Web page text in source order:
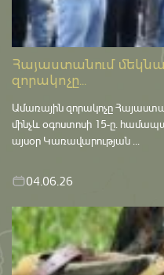
Հայաստանում
զորակոչը...
Ամառային զորակոչը
մինչև օգոստոսի 15-ը․
այսօր Կառավարության ...
04.06.26